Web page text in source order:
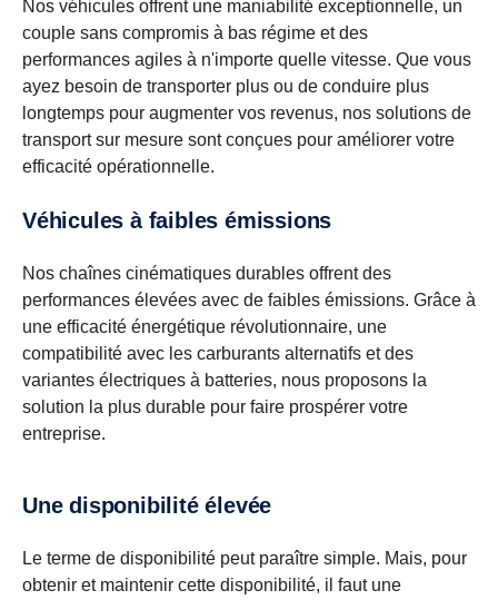
Nos véhicules offrent une maniabilité exceptionnelle, un
couple sans compromis à bas régime et des
performances agiles à n'importe quelle vitesse. Que vous
ayez besoin de transporter plus ou de conduire plus
longtemps pour augmenter vos revenus, nos solutions de
transport sur mesure sont conçues pour améliorer votre
efficacité opérationnelle.
Véhicules à faibles émissions
Nos chaînes cinématiques durables offrent des
performances élevées avec de faibles émissions. Grâce à
une efficacité énergétique révolutionnaire, une
compatibilité avec les carburants alternatifs et des
variantes électriques à batteries, nous proposons la
solution la plus durable pour faire prospérer votre
entreprise.
Une disponibilité élevée
Le terme de disponibilité peut paraître simple. Mais, pour
obtenir et maintenir cette disponibilité, il faut une